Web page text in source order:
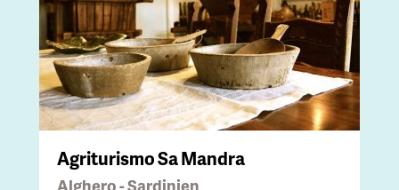
Agriturismo Sa Mandra
Alghero - Sardinien